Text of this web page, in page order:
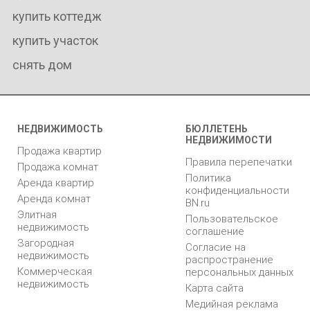
купить коттедж
купить участок
снять дом
НЕДВИЖИМОСТЬ
Продажа квартир
Продажа комнат
Аренда квартир
Аренда комнат
Элитная
недвижимость
Загородная
недвижимость
Коммерческая
недвижимость
БЮЛЛЕТЕНЬ
НЕДВИЖИМОСТИ
Правила перепечатки
Политика
конфиденциальности
BN.ru
Пользовательское
соглашение
Согласие на
распространение
персональных данных
Карта сайта
Медийная реклама